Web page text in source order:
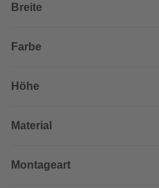
Breite
Farbe
Höhe
Material
Montageart